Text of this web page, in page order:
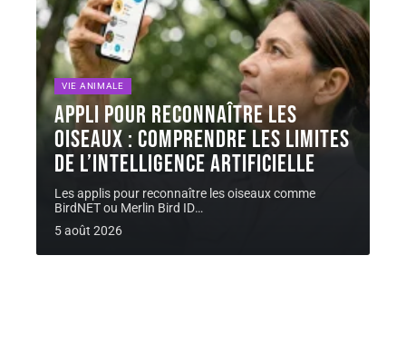
VIE ANIMALE
Appli pour reconnaître les
oiseaux : comprendre les limites
de l’intelligence artificielle
Les applis pour reconnaître les oiseaux comme
BirdNET ou Merlin Bird ID…
5 août 2026